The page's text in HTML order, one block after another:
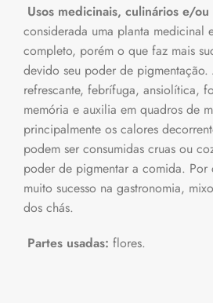
Usos medicinais, culinários e/ou
considerada uma planta medicinal
completo, porém o que faz mais
devido seu poder de
refrescante, febrífuga, ansiolítica,
memória e auxilia em quadros de
principalmente os calores
podem ser consumidas cruas ou
poder de pigmentar a comida. Por
muito sucesso na gastronomia,
dos chás.
Partes usadas: flores.